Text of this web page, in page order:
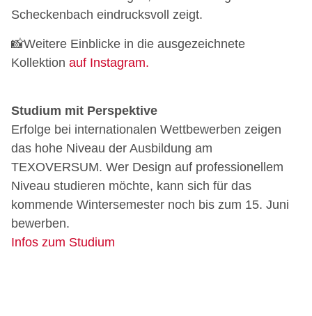
Scheckenbach eindrucksvoll zeigt.
📸Weitere Einblicke in die ausgezeichnete
Kollektion auf Instagram.
Studium mit Perspektive
Erfolge bei internationalen Wettbewerben zeigen
das hohe Niveau der Ausbildung am
TEXOVERSUM. Wer Design auf professionellem
Niveau studieren möchte, kann sich für das
kommende Wintersemester noch bis zum 15. Juni
bewerben.
Infos zum Studium